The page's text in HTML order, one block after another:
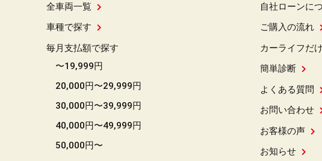
全車両一覧
車種で探す
毎月支払額で探す
〜19,999円
20,000円〜29,999円
30,000円〜39,999円
40,000円〜49,999円
50,000円〜
自社ローンに
ご購入の流れ
カーライフだ
簡単診断
よくある質問
お問い合わせ
お客様の声
お知らせ